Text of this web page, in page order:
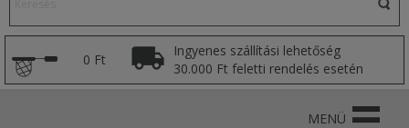
0 Ft
Ingyenes szállítási lehetőség
30.000 Ft feletti rendelés esetén
MENÜ